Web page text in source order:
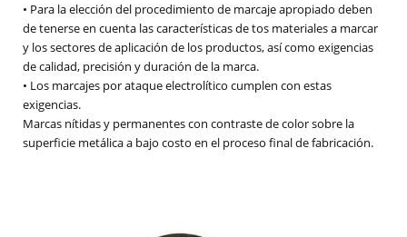
• Para la elección del procedimiento de marcaje apropiado deben
de tenerse en cuenta las características de tos materiales a marcar
y los sectores de aplicación de los productos, así como exigencias
de calidad, precisión y duración de la marca.
• Los marcajes por ataque electrolítico cumplen con estas
exigencias.
Marcas nítidas y permanentes con contraste de color sobre la
superficie metálica a bajo costo en el proceso final de fabricación.